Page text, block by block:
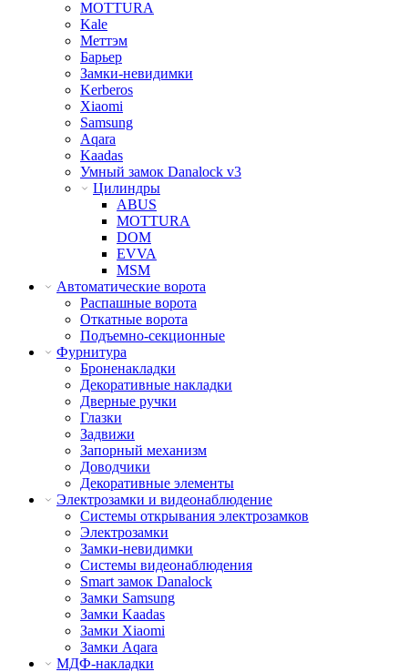
MOTTURA
Kale
Меттэм
Барьер
Замки-невидимки
Kerberos
Xiaomi
Samsung
Aqara
Kaadas
Умный замок Danalock v3
Цилиндры
ABUS
MOTTURA
DOM
EVVA
MSM
Автоматические ворота
Распашные ворота
Откатные ворота
Подъемно-секционные
Фурнитура
Броненакладки
Декоративные накладки
Дверные ручки
Глазки
Задвижи
Запорный механизм
Доводчики
Декоративные элементы
Электрозамки и видеонаблюдение
Системы открывания электрозамков
Электрозамки
Замки-невидимки
Системы видеонаблюдения
Smart замок Danalock
Замки Samsung
Замки Kaadas
Замки Xiaomi
Замки Aqara
МДФ-накладки